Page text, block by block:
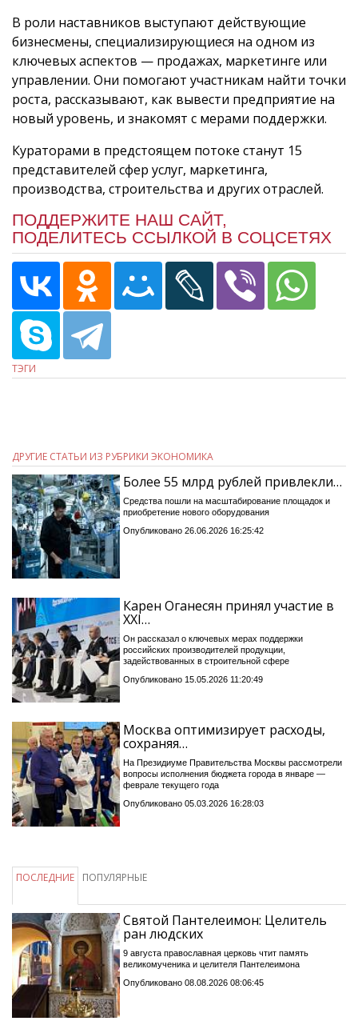
В роли наставников выступают действующие
бизнесмены, специализирующиеся на одном из
ключевых аспектов — продажах, маркетинге или
управлении. Они помогают участникам найти точки
роста, рассказывают, как вывести предприятие на
новый уровень, и знакомят с мерами поддержки.
Кураторами в предстоящем потоке станут 15
представителей сфер услуг, маркетинга,
производства, строительства и других отраслей.
ПОДДЕРЖИТЕ НАШ САЙТ,
ПОДЕЛИТЕСЬ ССЫЛКОЙ В СОЦСЕТЯХ
ТЭГИ
ДРУГИЕ СТАТЬИ ИЗ РУБРИКИ ЭКОНОМИКА
Более 55 млрд рублей привлекли…
Средства пошли на масштабирование площадок и
приобретение нового оборудования
Опубликовано 26.06.2026 16:25:42
Карен Оганесян принял участие в
XXI…
Он рассказал о ключевых мерах поддержки
российских производителей продукции,
задействованных в строительной сфере
Опубликовано 15.05.2026 11:20:49
Москва оптимизирует расходы,
сохраняя…
На Президиуме Правительства Москвы рассмотрели
вопросы исполнения бюджета города в январе —
феврале текущего года
Опубликовано 05.03.2026 16:28:03
ПОСЛЕДНИЕ ПОПУЛЯРНЫЕ
Святой Пантелеимон: Целитель
ран людских
9 августа православная церковь чтит память
великомученика и целителя Пантелеимона
Опубликовано 08.08.2026 08:06:45